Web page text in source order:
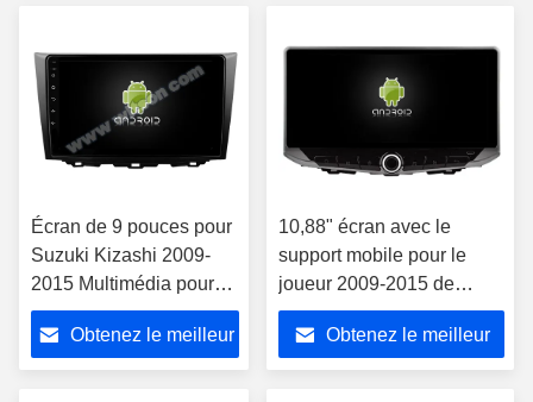
Écran de 9 pouces pour
Suzuki Kizashi 2009-
2015 Multimédia pour
voiture Stéréo GPS
CarPlayObtenez le meilleur
10,88" écran avec le
support mobile pour le
joueur 2009-2015 de
Suzuki Kizashi GPS
CarPlayObtenez le meilleur